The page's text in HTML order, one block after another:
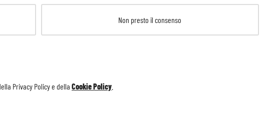
Non presto il consenso
Privacy Policye della Cookie Policy